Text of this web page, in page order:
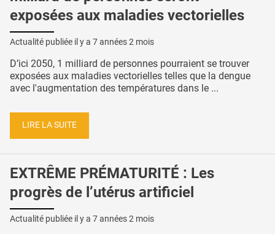
exposées aux maladies vectorielles
Actualité publiée il y a 7 années 2 mois
D’ici 2050, 1 milliard de personnes pourraient se trouver
exposées aux maladies vectorielles telles que la dengue
avec l'augmentation des températures dans le ...
LIRE LA SUITE
EXTRÊME PRÉMATURITÉ : Les
progrès de l’utérus artificiel
Actualité publiée il y a 7 années 2 mois